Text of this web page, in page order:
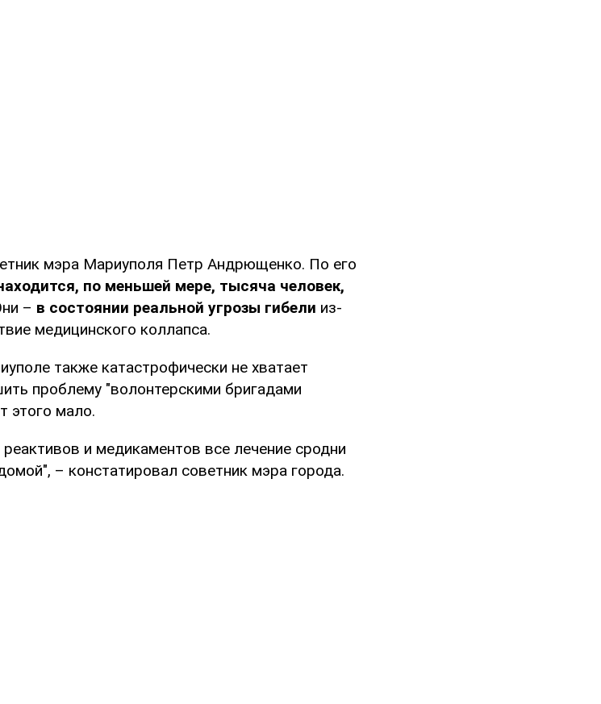
мэра Мариуполя Петр Андрющенко. По его
по меньшей мере, тысяча человек,
– в состоянии реальной угрозы гибели из-
медицинского коллапса.
также катастрофически не хватает
проблему "волонтерскими бригадами
этого мало.
и медикаментов все лечение сродни
– констатировал советник мэра города.